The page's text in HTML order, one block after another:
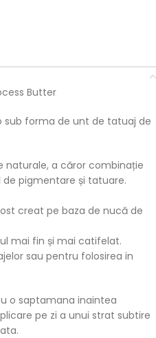
Butter
sub forma de unt de tatuaj de
naturale, a căror combinație
pigmentare și tatuare.
creat pe baza de nucă de
mai fin și mai catifelat.
sau pentru folosirea in
o saptamana inaintea
pe zi a unui strat subtire